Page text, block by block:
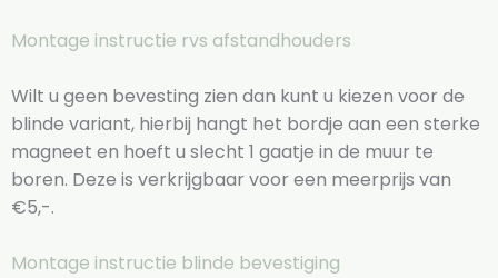
Montage instructie rvs afstandhouders
Wilt u geen bevesting zien dan kunt u kiezen voor de
blinde variant, hierbij hangt het bordje aan een sterke
magneet en hoeft u slecht 1 gaatje in de muur te
boren. Deze is verkrijgbaar voor een meerprijs van
€5,-.
Montage instructie blinde bevestiging